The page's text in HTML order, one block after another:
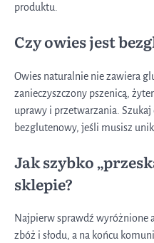
produktu.
Czy owies jest
Owies naturalnie nie zawiera
zanieczyszczony pszenicą,
uprawy i przetwarzania. Szukaj
bezglutenowy, jeśli musisz
Jak szybko
sklepie?
Najpierw sprawdź wyróżnione
zbóż i słodu, a na końcu